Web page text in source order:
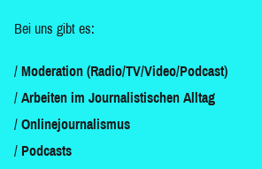
Bei uns gibt es:
Moderation (Radio/TV/Video/Podcast)
Arbeiten im Journalistischen Alltag
Onlinejournalismus
Podcasts